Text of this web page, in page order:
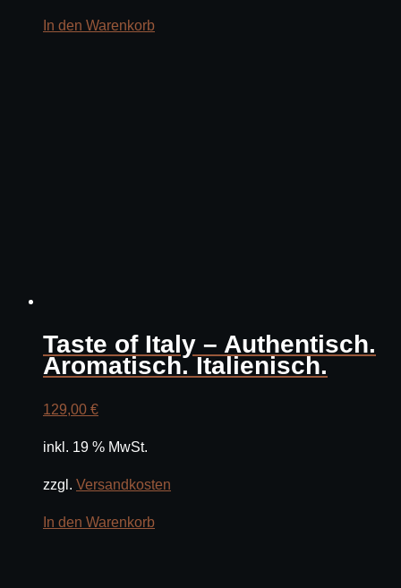
In den Warenkorb
Taste of Italy – Authentisch.
Aromatisch. Italienisch.
129,00 €
inkl. 19 % MwSt.
zzgl. Versandkosten
In den Warenkorb